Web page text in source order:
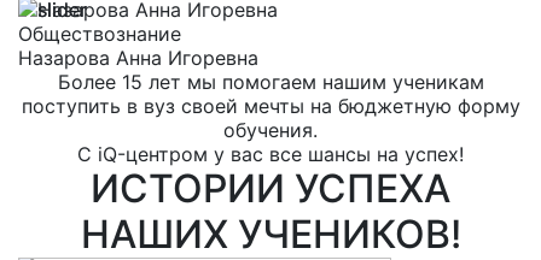
Обществознание
Назарова Анна Игоревна
Более 15 лет мы помогаем нашим ученикам
поступить в вуз своей мечты на бюджетную форму
обучения.
С iQ-центром у вас все шансы на успех!
ИСТОРИИ УСПЕХА
НАШИХ УЧЕНИКОВ!